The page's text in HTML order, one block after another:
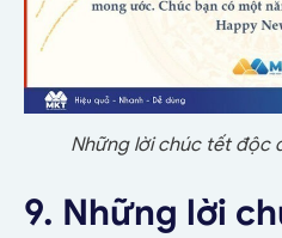
Những lời chúc tết độc
9. Những lời